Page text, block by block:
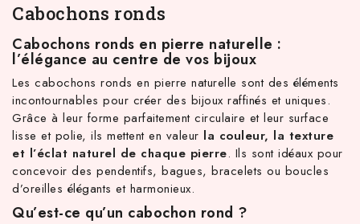
Cabochons ronds
Cabochons ronds en pierre naturelle :
l’élégance au centre de vos bijoux
Les cabochons ronds en pierre naturelle sont des éléments
incontournables pour créer des bijoux raffinés et uniques.
Grâce à leur forme parfaitement circulaire et leur surface
lisse et polie, ils mettent en valeur la couleur, la texture
et l’éclat naturel de chaque pierre. Ils sont idéaux pour
concevoir des pendentifs, bagues, bracelets ou boucles
d’oreilles élégants et harmonieux.
Qu’est-ce qu’un cabochon rond ?